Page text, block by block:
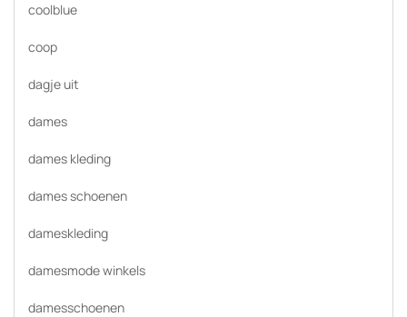
coolblue
coop
dagje uit
dames
dames kleding
dames schoenen
dameskleding
damesmode winkels
damesschoenen